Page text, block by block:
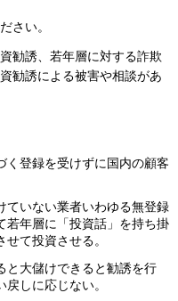
さい。
勧誘、若年層に対する詐欺
勧誘による被害や相談があ
く登録を受けずに国内の顧客
ていない業者いわゆる無登録
若年層に「投資話」を持ち掛
て投資させる。
と大儲けできると勧誘を行
しに応じない。